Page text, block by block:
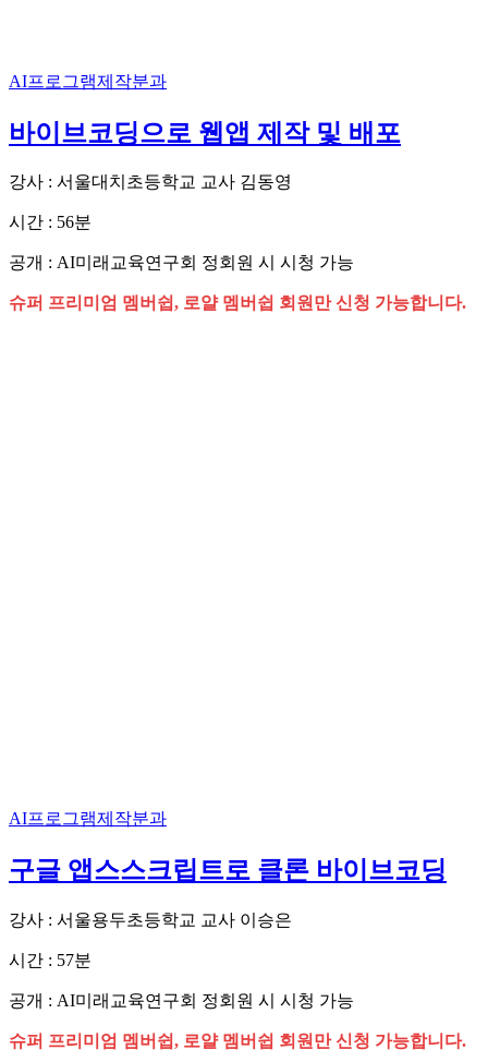
AI프로그램제작분과
바이브코딩으로 웹앱 제작 및 배포
강사 : 서울대치초등학교 교사 김동영
시간 : 56분
공개 : AI미래교육연구회 정회원 시 시청 가능
슈퍼 프리미엄 멤버쉽, 로얄 멤버쉽 회원만 신청 가능합니다.
AI프로그램제작분과
구글 앱스스크립트로 클론 바이브코딩
강사 : 서울용두초등학교 교사 이승은
시간 : 57분
공개 : AI미래교육연구회 정회원 시 시청 가능
슈퍼 프리미엄 멤버쉽, 로얄 멤버쉽 회원만 신청 가능합니다.